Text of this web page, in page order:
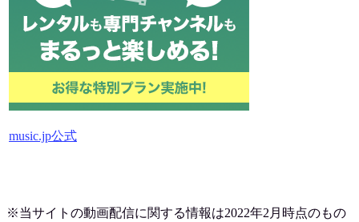
music.jp公式
※当サイトの動画配信に関する情報は2022年2月時点のもの